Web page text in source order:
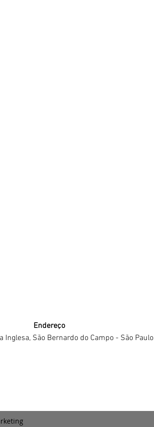
Endereço
Inglesa, São Bernardo do Campo - São Paulo